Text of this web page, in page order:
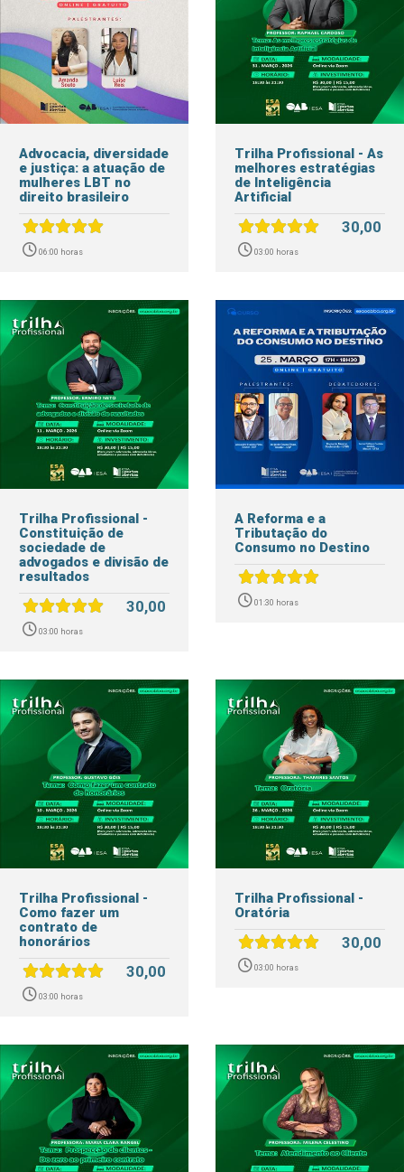
Advocacia, diversidade
e justiça: a atuação de
mulheres LBT no
direito brasileiro
06:00 horas
Trilha Profissional - As
melhores estratégias
de Inteligência
Artificial
03:00 horas
30,00
Trilha Profissional -
Constituição de
sociedade de
advogados e divisão de
resultados
03:00 horas
30,00
A Reforma e a
Tributação do
Consumo no Destino
01:30 horas
Trilha Profissional -
Como fazer um
contrato de
honorários
03:00 horas
30,00
Trilha Profissional -
Oratória
03:00 horas
30,00